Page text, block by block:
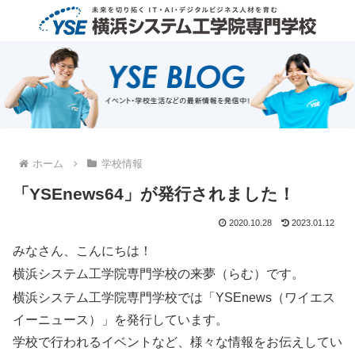
ホーム 学校情報
「YSEnews64」が発行されました！
2020.10.28 2023.01.12
みなさん、こんにちは！
横浜システム工学院専門学校の来夢（らむ）です。
横浜システム工学院専門学校では「YSEnews（ワイエス
イーニュース）」を発行しています。
学校で行われるイベントなど、様々な情報をお伝えしてい